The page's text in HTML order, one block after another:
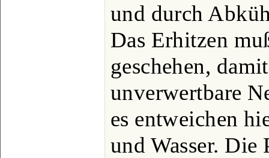
und durch
Das Erhitzen
geschehen,
unverwertbare
es entweichen
und Wasser. Die